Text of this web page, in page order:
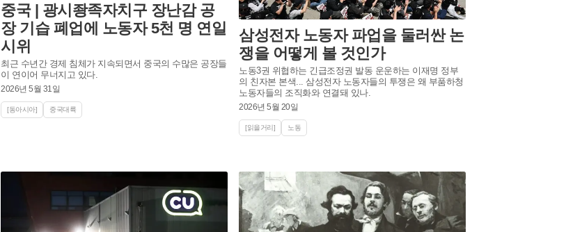
중국 | 광시좡족자치구 장난감 공
장 기습 폐업에 노동자 5천 명 연일
시위
최근 수년간 경제 침체가 지속되면서 중국의 수많은 공장들
이 연이어 무너지고 있다.
2026년 5월 31일
[동아시아] 중국대륙
삼성전자 노동자 파업을 둘러싼 논
쟁을 어떻게 볼 것인가
노동3권 위협하는 긴급조정권 발동 운운하는 이재명 정부
의 친자본 본색... 삼성전자 노동자들의 투쟁은 왜 부품하청
노동자들의 조직화와 연결돼 있나.
2026년 5월 20일
[읽을거리] 노동